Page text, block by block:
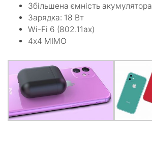
Збільшена ємність акумулятора
Зарядка: 18 Вт
Wi-Fi 6 (802.11ax)
4х4 MIMO